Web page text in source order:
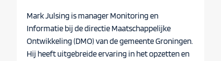
Mark Julsing is manager Monitoring en
Informatie bij de directie Maatschappelijke
Ontwikkeling (DMO) van de gemeente Groningen.
Hij heeft uitgebreide ervaring in het opzetten en